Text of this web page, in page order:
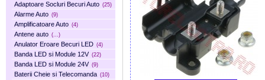
Adaptoare Socluri Becuri Auto (25)
Alarme Auto (9)
Amplificatoare Auto (4)
Antene auto (...)
Anulator Eroare Becuri LED (4)
Banda LED si Module 12V (22)
Banda LED si Module 24V (9)
Baterii Cheie si Telecomanda (10)